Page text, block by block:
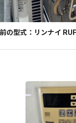
の型式：リンナイ